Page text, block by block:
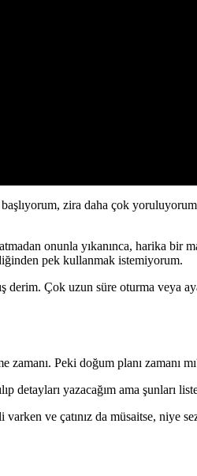
zira daha çok
onunla yıkanınca, harika bir
pek kullanmak istemiyorum.
derim. Çok uzun süre oturma veya
Peki doğum planı zamanı
yazacağım ama şunları
ve çatınız da müsaitse, niye